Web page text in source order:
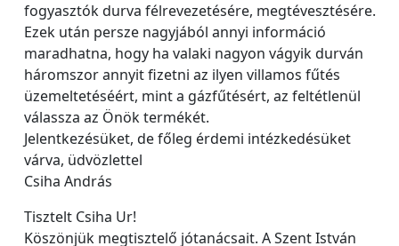
fogyasztók durva félrevezetésére, megtévesztésére.
Ezek után persze nagyjából annyi információ
maradhatna, hogy ha valaki nagyon vágyik durván
háromszor annyit fizetni az ilyen villamos fűtés
üzemeltetéséért, mint a gázfűtésért, az feltétlenül
válassza az Önök termékét.
Jelentkezésüket, de főleg érdemi intézkedésüket
várva, üdvözlettel
Csiha András
Tisztelt Csiha Ur!
Köszönjük megtisztelő jótanácsait. A Szent István